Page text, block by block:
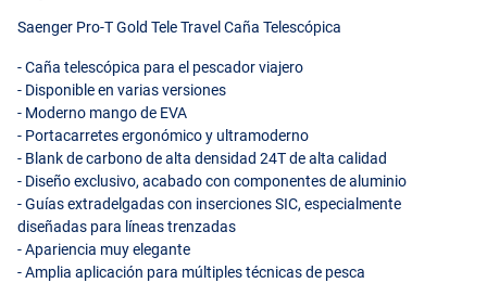
Saenger Pro-T Gold Tele Travel Caña Telescópica
- Caña telescópica para el pescador viajero
- Disponible en varias versiones
- Moderno mango de EVA
- Portacarretes ergonómico y ultramoderno
- Blank de carbono de alta densidad 24T de alta calidad
- Diseño exclusivo, acabado con componentes de aluminio
- Guías extradelgadas con insercionesSIC, especialmente
diseñadas para líneas trenzadas
- Apariencia muy elegante
- Amplia aplicación para múltiples técnicas de pesca